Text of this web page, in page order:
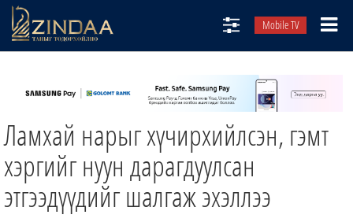
Mobile TV
ТВ8
ӨГЛӨӨНИЙ СОНИН
АУДИО ЗОХИОЛ
ЗИНДАА СЭТГҮҮЛ
Ламхай нарыг хүчирхийлсэн, гэмт
хэргийг нуун дарагдуулсан
этгээдүүдийг шалгаж эхэллээ